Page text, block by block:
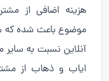
هزینه اضافی از
موضوع باعث شده که
آنلاین نسبت به سایر
ایاب و ذهاب از